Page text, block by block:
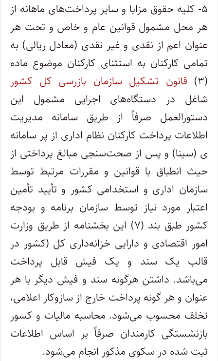
۵- کلیه حقوق مزایا و سایر ‌پرداخت‌های ماهانه از
هر محل مشمول قوانین عام و خاص و تحت هر
عنوان اعم از نقدی و غیر نقدی (معادل ریالی) به
تمامی کارکنان به استثنای کارکنان موضوع ماده
(۳)
قانون تشکیل سازمان بازرسی کل کشور
شاغل در دستگاه‌های اجرایی مشمول این
دستورالعمل صرفاً از طریق سامانه مدیریت
اطلاعات پرداخت کارکنان نظام اداری از پر سامانه
ی (سینا) و پس از صحت‌سنجی مبالغ پرداختی از
حیث انطباق با قوانین و مقررات مرتبط توسط
سازمان اداری و استخدامی کشور و تأیید تأمین
اعتبار مورد نیاز توسط سازمان برنامه و بودجه
کشور طبق بند (۷) این بخشنامه از طریق وزارت
امور اقتصادی و دارایی خزانه‌داری کل (کشور در
قالب یک سند و یک فیش قابل پرداخت
می‌باشد. داشتن هرگونه سند و فیش دیگر با هر
عنوان و هر گونه پرداخت خارج از سازوکار اعلامی،
تخلف محسوب ‌می‌شود. محاسبه مالیات و کسور
بازنشستگی کارمندان صرفاً بر اساس اطلاعات
ثبت شده در سکوی مذکور انجام ‌می‌شود‌.